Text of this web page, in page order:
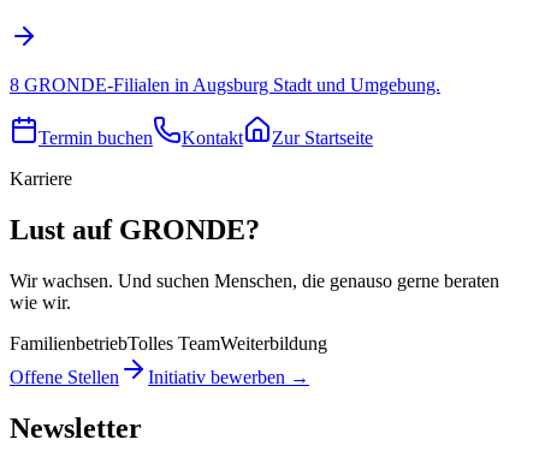
8 GRONDE-Filialen in Augsburg Stadt und Umgebung.
Termin buchen Kontakt
Zur Startseite
Karriere
Lust auf GRONDE?
Wir wachsen. Und suchen Menschen, die genauso gerne beraten
wie wir.
FamilienbetriebTolles TeamWeiterbildung
Offene Stellen
Initiativ bewerben →
Newsletter